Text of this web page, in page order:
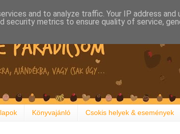
Könyvajánló Csokis helyek & események
and to analyze traffic. Your IP address and
security metrics to ensure quality of service,